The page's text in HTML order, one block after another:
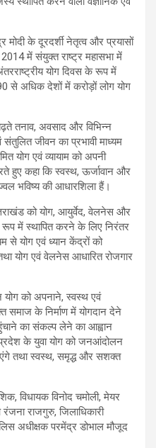
मोदी के दूरदर्शी नेतृत्व और प्रयासों
2014 में संयुक्त राष्ट्र महासभा में
योग दिवस के रूप में
से अधिक देशों में करोड़ों लोग योग
तनाव, अवसाद और विभिन्न
संतुलित जीवन का प्रभावी माध्यम
योग एवं व्यायाम को अपनी
हुए कहा कि स्वस्थ, ऊर्जावान और
भविष्य की आधारशिला हैं।
को योग, आयुर्वेद, वेलनेस और
में स्थापित करने के लिए निरंतर
से योग एवं ध्यान केंद्रों को
योग एवं वेलनेस आधारित रोजगार
योग को अपनाने, स्वस्थ एवं
के निर्माण में योगदान देने
का संकल्प लेने का आह्वान
प्रदेश के युवा योग को जनआंदोलन
तथा स्वस्थ, समृद्ध और सशक्त
विधायक विनोद चमोली, मेयर
राजगुरु, जिलाधिकारी
अधीक्षक परमेंद्र डोभाल मौजूद